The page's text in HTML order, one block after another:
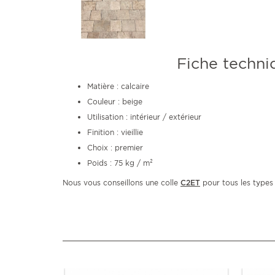
Fiche
Matière : calcaire
Couleur : beige
Utilisation : intérieur / extérieur
Finition : vieillie
Choix : premier
Poids : 75 kg / m²
Nous vous conseillons une colle C2ET pour tous les